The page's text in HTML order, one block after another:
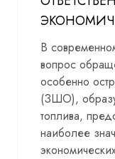
В
вопрос
особенно
(ЗШО),
топлива,
наиболее